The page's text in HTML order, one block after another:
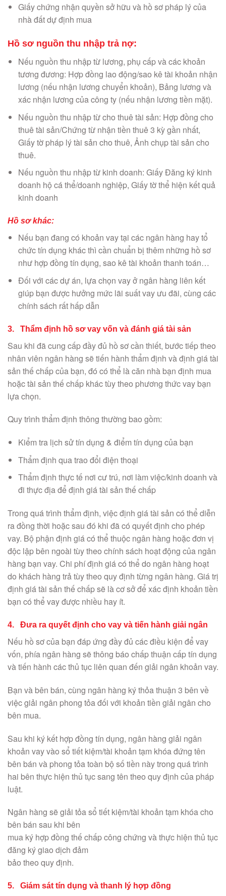
Giấy chứng nhận quyền sở hữu và hồ sơ pháp lý của
nhà đất dự định mua
Hồ sơ nguồn thu nhập trả nợ:
Nếu nguồn thu nhập từ lương, phụ cấp và các khoản
tương đương: Hợp đồng lao động/sao kê tài khoản nhận
lương (nếu nhận lương chuyển khoản), Bảng lương và
xác nhận lương của công ty (nếu nhận lương tiền mặt).
Nếu nguồn thu nhập từ cho thuê tài sản: Hợp đồng cho
thuê tài sản/Chứng từ nhận tiền thuê 3 kỳ gần nhất,
Giấy tờ pháp lý tài sản cho thuê, Ảnh chụp tài sản cho
thuê.
Nếu nguồn thu nhập từ kinh doanh: Giấy Đăng ký kinh
doanh hộ cá thể/doanh nghiệp, Giấy tờ thể hiện kết quả
kinh doanh
Hồ sơ khác:
Nếu bạn đang có khoản vay tại các ngân hàng hay tổ
chức tín dụng khác thì cần chuẩn bị thêm những hồ sơ
như hợp đồng tín dụng, sao kê tài khoản thanh toán…
Đối với các dự án, lựa chọn vay ở ngân hàng liên kết
giúp bạn được hưởng mức lãi suất vay ưu đãi, cùng các
chính sách rất hấp dẫn
3. Thẩm định hồ sơ vay vốn và đánh giá tài sản
Sau khi đã cung cấp đầy đủ hồ sơ cần thiết, bước tiếp theo
nhân viên ngân hàng sẽ tiến hành thẩm định và định giá tài
sản thế chấp của bạn, đó có thể là căn nhà bạn định mua
hoặc tài sản thế chấp khác tùy theo phương thức vay bạn
lựa chọn.
Quy trình thẩm định thông thường bao gồm:
Kiểm tra lịch sử tín dụng & điểm tín dụng của bạn
Thẩm định qua trao đổi điện thoại
Thẩm định thực tế nơi cư trú, nơi làm việc/kinh doanh và
đi thực địa để định giá tài sản thế chấp
Trong quá trình thẩm định, việc định giá tài sản có thể diễn
ra đồng thời hoặc sau đó khi đã có quyết định cho phép
vay. Bộ phận định giá có thể thuộc ngân hàng hoặc đơn vị
độc lập bên ngoài tùy theo chính sách hoạt động của ngân
hàng bạn vay. Chi phí định giá có thể do ngân hàng hoạt
do khách hàng trả tùy theo quy định từng ngân hàng. Giá trị
định giá tài sản thế chấp sẽ là cơ sở để xác định khoản tiền
bạn có thể vay được nhiều hay ít.
4. Đưa ra quyết định cho vay và tiến hành giải ngân
Nếu hồ sơ của bạn đáp ứng đầy đủ các điều kiện để vay
vốn, phía ngân hàng sẽ thông báo chấp thuận cấp tín dụng
và tiến hành các thủ tục liên quan đến giải ngân khoản vay.
Bạn và bên bán, cùng ngân hàng ký thỏa thuận 3 bên về
việc giải ngân phong tỏa đối với khoản tiền giải ngân cho
bên mua.
Sau khi ký kết hợp đồng tín dụng, ngân hàng giải ngân
khoản vay vào sổ tiết kiệm/tài khoản tạm khóa đứng tên
bên bán và phong tỏa toàn bộ số tiền này trong quá trình
hai bên thực hiện thủ tục sang tên theo quy định của pháp
luật.
Ngân hàng sẽ giải tỏa sổ tiết kiệm/tài khoản tạm khóa cho
bên bán sau khi bên
mua ký hợp đồng thế chấp công chứng và thực hiện thủ tục
đăng ký giao dịch đảm
bảo theo quy định.
5. Giám sát tín dụng và thanh lý hợp đồng